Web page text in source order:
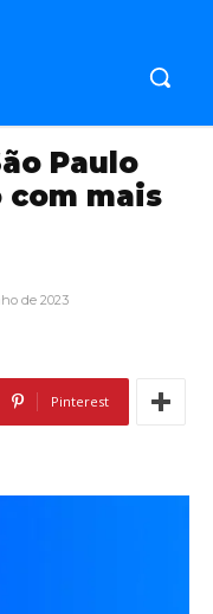
Paulo
com mais
de 2023
Pinterest